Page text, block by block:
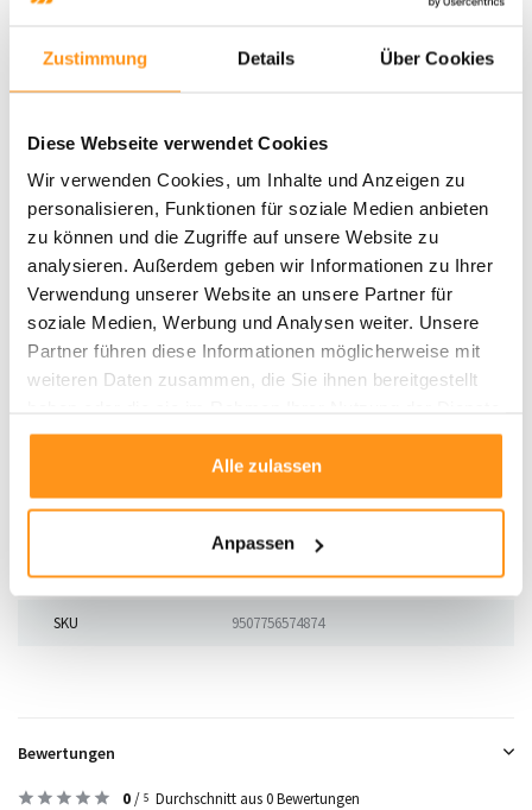
Zustimmung Details Über Cookies
Diese Webseite verwendet Cookies
Wir verwenden Cookies, um Inhalte und Anzeigen zu
personalisieren, Funktionen für soziale Medien anbieten
zu können und die Zugriffe auf unsere Website zu
analysieren. Außerdem geben wir Informationen zu Ihrer
Verwendung unserer Website an unsere Partner für
soziale Medien, Werbung und Analysen weiter. Unsere
Partner führen diese Informationen möglicherweise mit
weiteren Daten zusammen, die Sie ihnen bereitgestellt
gesammelt haben.
Alle zulassen
Anpassen
80x150 cm, 120x170 cm, 160x230 cm
Pflegehinweise:
Drehen Sie den Teppich regelmäßig, um eine gleichmäßige Abnutzung
Flecken sofort mit einem feuchten, weißen Tuch abtupfen – nicht
Staubsaugen Sie regelmäßig, um die Textur zu erhalten
Schneiden Sie lose Fasern ab, anstatt an ihnen zu ziehen
DerMinerals Uni Modern Teppichist eine wertvolle Investition in Stil und
Komfort. Er fügt Ihrem Raum nicht nur eine elegante, minimalistische Ästhetik
hinzu, sondern sorgt auch für ein komfortables und funktionales Ambiente.
SKU 9507756574874
Bewertungen
0/ 5 Durchschnitt aus 0 Bewertungen